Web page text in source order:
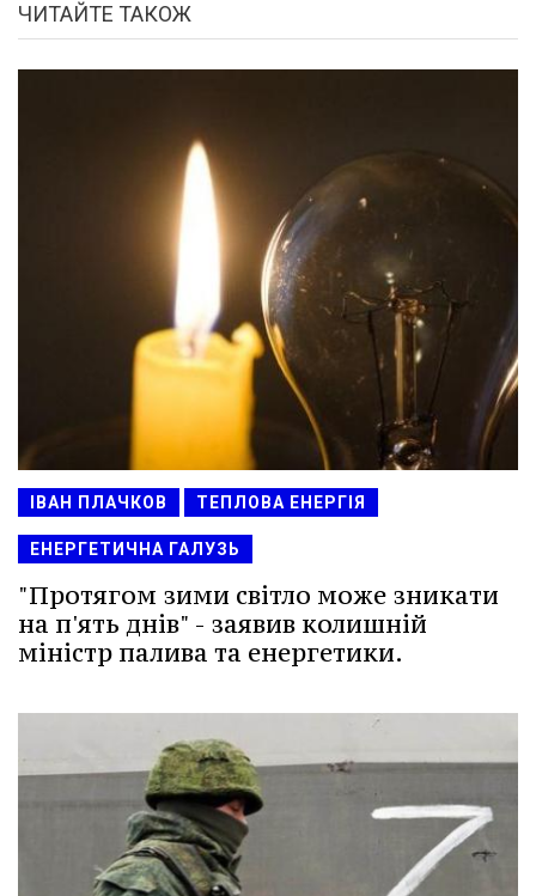
ЧИТАЙТЕ ТАКОЖ
ІВАН ПЛАЧКОВ ТЕПЛОВА ЕНЕРГІЯ
ЕНЕРГЕТИЧНА ГАЛУЗЬ
"Протягом зими світло може зникати
на п'ять днів" - заявив колишній
міністр палива та енергетики.